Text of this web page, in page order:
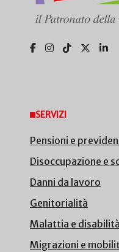
SERVIZI
Pensioni e
Disoccupazione e
Danni da lavoro
Genitorialità
Malattia e disabilità
Migrazioni e